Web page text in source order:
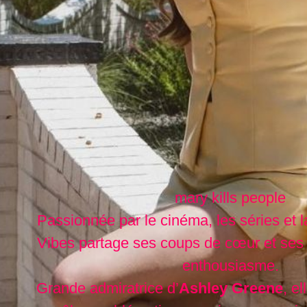
mary kills people
Passionnée par le cinéma, les séries et
Vibes partage ses coups de cœur et
enthousiasme.
Grande admiratrice d’Ashley Greene,